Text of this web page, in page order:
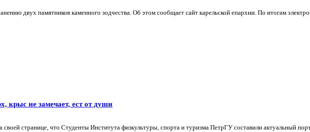
двух памятников каменного зодчества. Об этом сообщает сайт карельской епархии. По итогам
крыс не замечает, ест от души
странице, что Студенты Института физкультуры, спорта и туризма ПетрГУ составили актуальный